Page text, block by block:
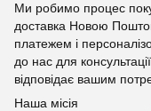
Ми робимо процес
доставка Новою
платежем і
до нас для
відповідає вашим
Наша місія